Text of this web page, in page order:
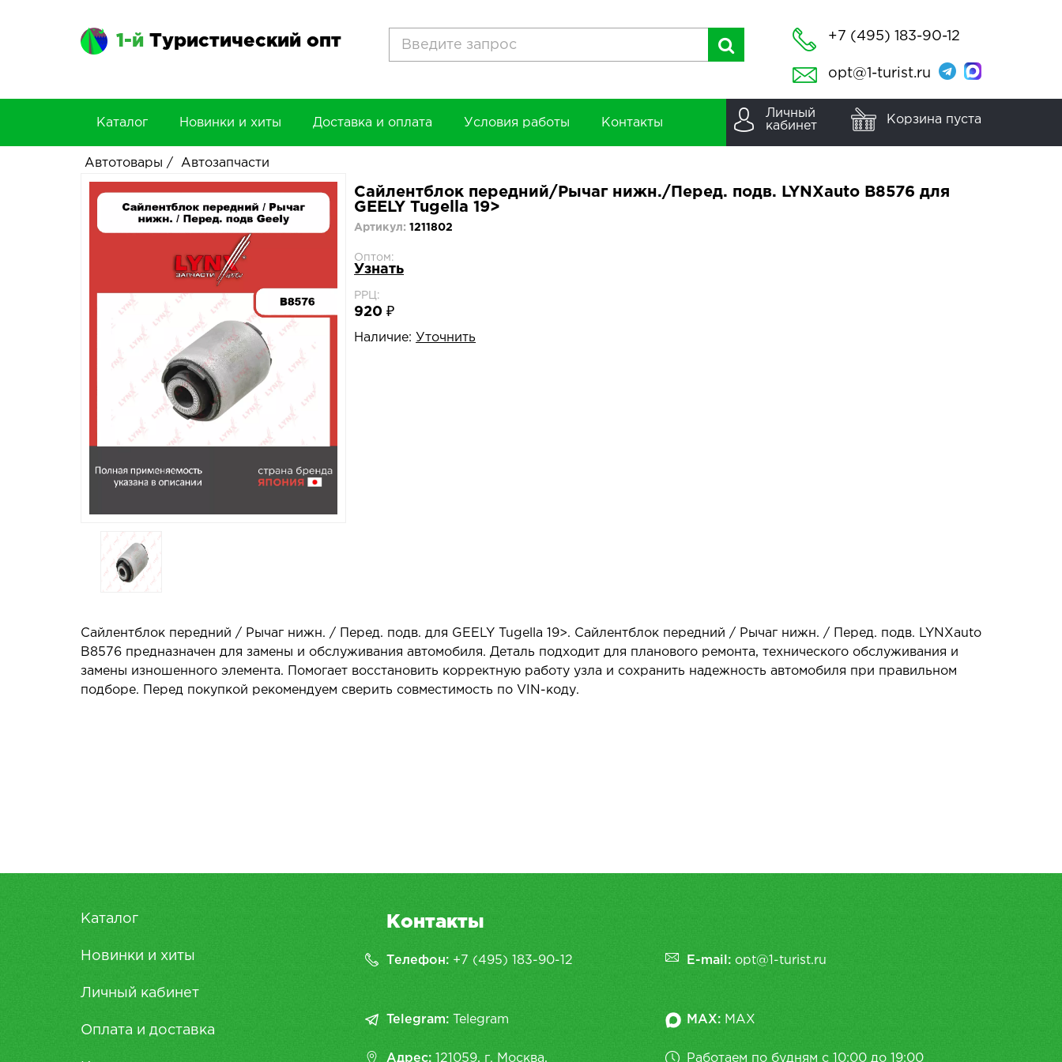
1-й Туристический опт +7 (495) 183-90-12
opt@1-turist.ru
Каталог Новинки и хиты Доставка и оплата Условия работы Контакты
Личный
кабинет
Корзина пуста
Автотовары / Автозапчасти
Сайлентблок передний/Рычаг нижн./Перед. подв. LYNXauto B8576 для
GEELY Tugella 19>
Артикул:1211802
Оптом:
Узнать
РРЦ:
920 ₽
Наличие: Уточнить
Сайлентблок передний / Рычаг нижн. / Перед. подв. для GEELY Tugella 19>. Сайлентблок передний / Рычаг нижн. / Перед. подв. LYNXauto
B8576 предназначен для замены и обслуживания автомобиля. Деталь подходит для планового ремонта, технического обслуживания и
замены изношенного элемента. Помогает восстановить корректную работу узла и сохранить надежность автомобиля при правильном
подборе. Перед покупкой рекомендуем сверить совместимость по VIN-коду.
Каталог
Новинки и хиты
Личный кабинет
Оплата и доставка
Контакты
Телефон: +7 (495) 183-90-12 E-mail: opt@1-turist.ru
Telegram: Telegram MAX: MAX
Адрес: 121059, г. Москва, Работаем по будням с 10:00 до 19:00